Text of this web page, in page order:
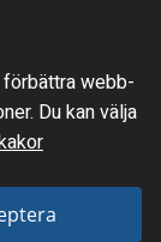
förbättra webb­
Du kan välja